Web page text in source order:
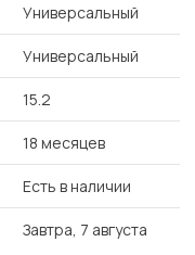
Универсальный
Универсальный
15.2
18 месяцев
Есть в наличии
Завтра, 7 августа